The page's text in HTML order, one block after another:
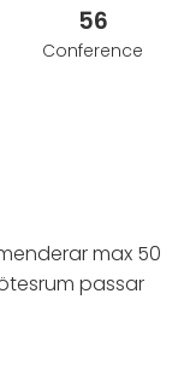
56
Conference
max 50
passar